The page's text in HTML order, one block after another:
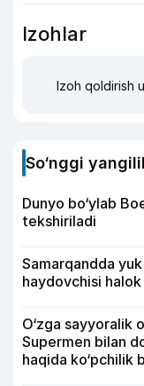
Izohlar
Izoh qoldirish
So‘nggi
Dunyo bo‘ylab
tekshiriladi
Samarqandda
haydovchisi halok
O‘zga sayyoralik
Supermen bilan
haqida ko‘pchilik